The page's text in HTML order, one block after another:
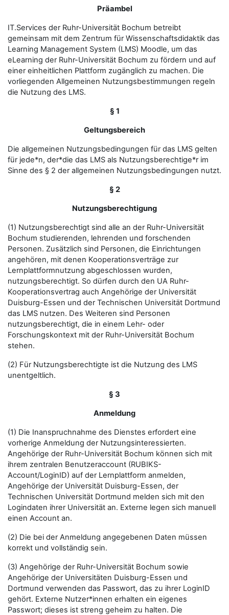
Präambel
IT.Services der Ruhr-Universität Bochum betreibt
gemeinsam mit dem Zentrum für Wissenschaftsdidaktik das
Learning Management System (LMS) Moodle, um das
eLearning der Ruhr-Universität Bochum zu fördern und auf
einer einheitlichen Plattform zugänglich zu machen. Die
vorliegenden Allgemeinen Nutzungsbestimmungen regeln
die Nutzung des LMS.
§ 1
Geltungsbereich
Die allgemeinen Nutzungsbedingungen für das LMS gelten
für jede*n, der*die das LMS als Nutzungsberechtige*r im
Sinne des § 2 der allgemeinen Nutzungsbedingungen nutzt.
§ 2
Nutzungsberechtigung
(1) Nutzungsberechtigt sind alle an der Ruhr-Universität
Bochum studierenden, lehrenden und forschenden
Personen. Zusätzlich sind Personen, die Einrichtungen
angehören, mit denen Kooperationsverträge zur
Lernplattformnutzung abgeschlossen wurden,
nutzungsberechtigt. So dürfen durch den UA Ruhr-
Kooperationsvertrag auch Angehörige der Universität
Duisburg-Essen und der Technischen Universität Dortmund
das LMS nutzen. Des Weiteren sind Personen
nutzungsberechtigt, die in einem Lehr- oder
Forschungskontext mit der Ruhr-Universität Bochum
stehen.
(2) Für Nutzungsberechtigte ist die Nutzung des LMS
unentgeltlich.
§ 3
Anmeldung
(1) Die Inanspruchnahme des Dienstes erfordert eine
vorherige Anmeldung der Nutzungsinteressierten.
Angehörige der Ruhr-Universität Bochum können sich mit
ihrem zentralen Benutzeraccount (RUBIKS-
Account/LoginID) auf der Lernplattform anmelden,
Angehörige der Universität Duisburg-Essen, der
Technischen Universität Dortmund melden sich mit den
Logindaten ihrer Universität an. Externe legen sich manuell
einen Account an.
(2) Die bei der Anmeldung angegebenen Daten müssen
korrekt und vollständig sein.
(3) Angehörige der Ruhr-Universität Bochum sowie
Angehörige der Universitäten Duisburg-Essen und
Dortmund verwenden das Passwort, das zu ihrer LoginID
gehört. Externe Nutzer*innen erhalten ein eigenes
Passwort; dieses ist streng geheim zu halten. Die